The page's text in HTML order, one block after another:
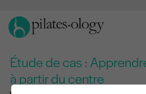
Étude de cas :
à partir du centre